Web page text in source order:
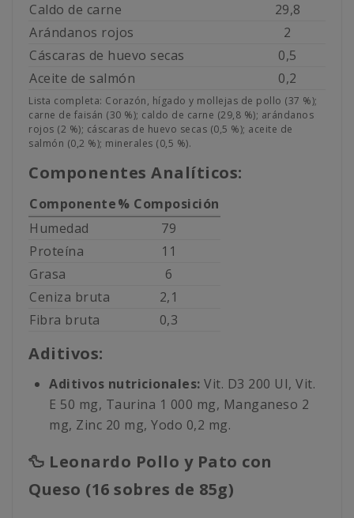
Caldo de carne
29,8
Arándanos rojos
2
Cáscaras de huevo secas
0,5
Aceite de salmón
0,2
Lista completa: Corazón, hígado y mollejas de pollo (37 %);
carne de faisán (30 %); caldo de carne (29,8 %); arándanos
rojos (2 %); cáscaras de huevo secas (0,5 %); aceite de
salmón (0,2 %); minerales (0,5 %).
Componentes Analíticos:
Componente% Composición
Humedad
79
Proteína
11
Grasa
6
Ceniza bruta
2,1
Fibra bruta
0,3
Aditivos:
Aditivos nutricionales: Vit. D3 200 UI, Vit.
E 50 mg, Taurina 1 000 mg, Manganeso 2
mg, Zinc 20 mg, Yodo 0,2 mg.
🦆 Leonardo Pollo y Pato con
Queso (16 sobres de 85g)